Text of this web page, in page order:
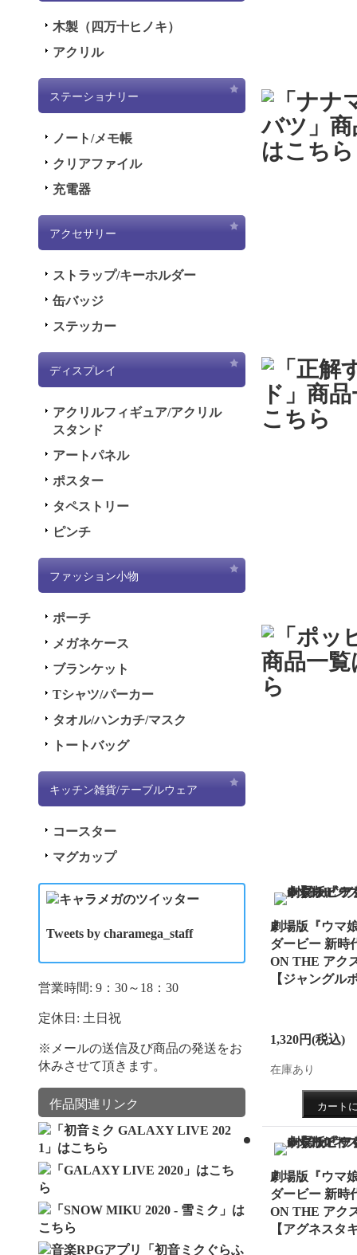
木製（四万十ヒノキ）
アクリル
ステーショナリー
ノート/メモ帳
クリアファイル
充電器
アクセサリー
ストラップ/キーホルダー
缶バッジ
ステッカー
ディスプレイ
アクリルフィギュア/アクリル
スタンド
アートパネル
ポスター
タペストリー
ピンチ
ファッション小物
ポーチ
メガネケース
ブランケット
Tシャツ/パーカー
タオル/ハンカチ/マスク
トートバッグ
キッチン雑貨/テーブルウェア
コースター
マグカップ
Tweets by charamega_staff
営業時間: 9：30～18：30
定休日: 土日祝
※メールの送信及び商品の発送をお
休みさせて頂きます。
作品関連リンク
キャ
（日
した
（月
日（
アク
けい
の二
1年12
AL
予約
され
の一
特設
性に
劇場版『ウマ
ダービー 新時
ON THE アク
【ジャングル
1,320円(税込)
在庫あり
劇場版『ウマ
ダービー 新時
ON THE アク
【アグネスタ